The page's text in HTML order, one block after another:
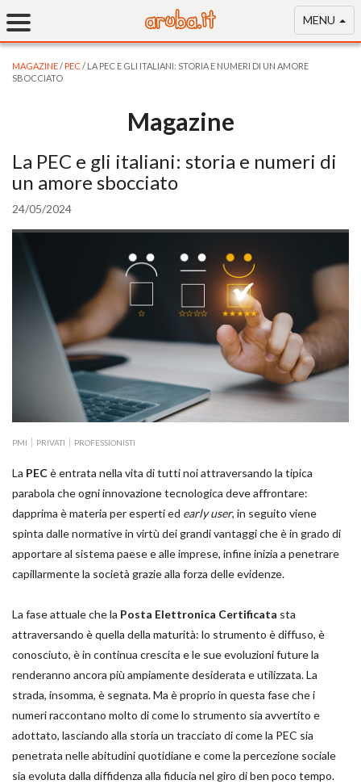
MENU
MAGAZINE/ PEC/ LA PEC E GLI ITALIANI: STORIA E NUMERI DI UN AMORE
SBOCCIATO
Magazine
La PEC e gli italiani: storia e numeri di
un amore sbocciato
24/05/2024
PMI PRIVATI PROFESSIONISTI
La PECè entrata nella vita di tutti noi attraversando la tipica
parabola che ogni innovazione tecnologica deve affrontare:
dapprima è materia per esperti ed early user, in seguito viene
spinta dalle normative in virtù dei grandi vantaggi che è in grado di
apportare al sistema paese e alle imprese, infine inizia a penetrare
capillarmente la società grazie alla forza delle evidenze.
La fase attuale che la Posta Elettronica Certificata sta
attraversando è quella della maturità: lo strumento è diffuso, è
conosciuto, è in continua crescita e le sue evoluzioni future la
renderanno ancora più ampiamente desiderata e utilizzata. La
strada, insomma, è segnata. Ma è proprio in questa fase che i
numeri raccontano molto di come lo strumento sia avvertito e
adottato, lasciando alla storia un tracciato di come la PEC sia
penetrata nelle abitudini quotidiane e come la percezione sociale
sia evoluta dalla diffidenza alla fiducia nel giro di ben poco tempo.